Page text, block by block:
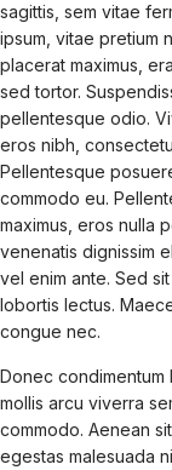
sagittis, sem vitae
ipsum, vitae pretium
placerat maximus,
sed tortor.
pellentesque odio.
eros nibh,
Pellentesque
commodo eu.
maximus, eros nulla
venenatis dignissim
vel enim ante. Sed
lobortis lectus.
congue nec.
Donec condimentum
mollis arcu viverra
commodo. Aenean
egestas malesuada